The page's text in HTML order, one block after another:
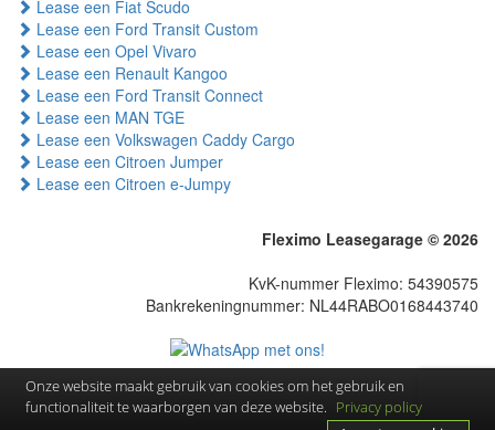
Lease een Fiat Scudo
Lease een Ford Transit Custom
Lease een Opel Vivaro
Lease een Renault Kangoo
Lease een Ford Transit Connect
Lease een MAN TGE
Lease een Volkswagen Caddy Cargo
Lease een Citroen Jumper
Lease een Citroen e-Jumpy
Fleximo Leasegarage © 2026
KvK-nummer Fleximo: 54390575
Bankrekeningnummer: NL44RABO0168443740
Onze website maakt gebruik van cookies om het gebruik en
functionaliteit te waarborgen van deze website. Privacy policy